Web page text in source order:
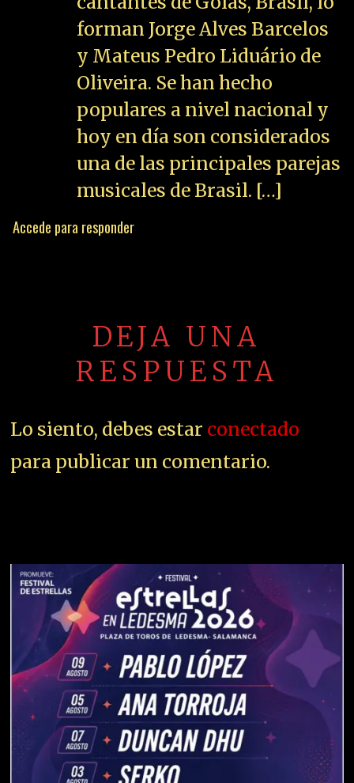
forman Jorge Alves Barcelos
y Mateus Pedro Liduário de
Oliveira. Se han hecho
populares a nivel nacional y
hoy en día son considerados
una de las principales parejas
musicales de Brasil. […]
Accede para responder
DEJA UNA
RESPUESTA
Lo siento, debes estar conectado
para publicar un comentario.